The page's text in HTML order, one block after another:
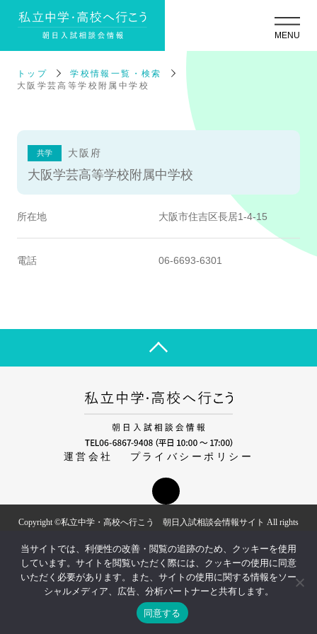
トップ
学校情報一覧・検索
大阪学芸高等学校附属中学校
共学 大阪府
大阪学芸高等学校附属中学校
所在地 大阪市住吉区長居1-4-15
電話 06-6693-6301
運営会社 プライバシーポリシー
Copyright ©私立中学・高校へ行こう 朝日入試相談会情報サイト All rights
当サイトでは、利便性の改善・閲覧の追跡のため、クッキーを使用
しています。サイトを閲覧いただく際には、クッキーの使用に同意
いただく必要があります。また、サイトの使用に関する情報をソー
シャルメディア、広告、分析パートナーと共有します。
同意する